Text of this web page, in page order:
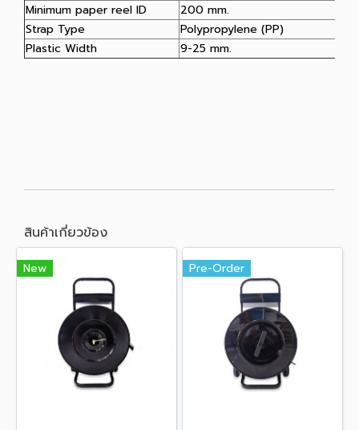
Minimum paper reel ID
200 mm.
Strap Type
Polypropylene (PP)
Plastic Width
9-25 mm.
สินค้าเกี่ยวข้อง
New Pre-Order